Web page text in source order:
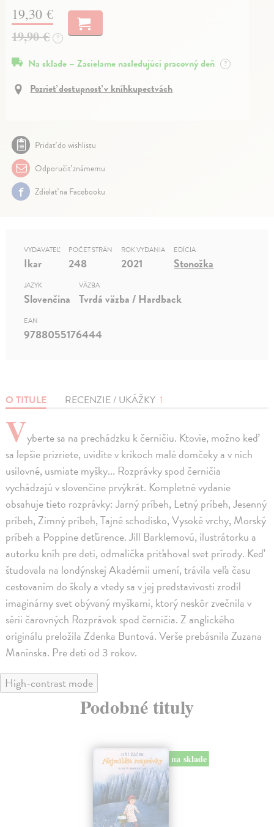
19,30 €
19,90 € ?
Na sklade – Zasielame nasledujúci pracovný deň ?
Pozrieť dostupnosť v kníhkupectvách
Pridať do wishlistu
Odporučiť známemu
Zdielať na Facebooku
O TITULE RECENZIE / UKÁŽKY 1
Vyberte sa na prechádzku k černičiu. Ktovie, možno keď
sa lepšie prizriete, uvidíte v kríkoch malé domčeky a v nich
usilovné, usmiate myšky... Rozprávky spod černičia
vychádzajú v slovenčine prvýkrát. Kompletné vydanie
obsahuje tieto rozprávky: Jarný príbeh, Letný príbeh, Jesenný
príbeh, Zimný príbeh, Tajné schodisko, Vysoké vrchy, Morský
príbeh a Poppine deťúrence. Jill Barklemovú, ilustrátorku a
autorku kníh pre deti, odmalička priťahoval svet prírody. Keď
študovala na londýnskej Akadémii umení, trávila veľa času
cestovaním do školy a vtedy sa v jej predstavivosti zrodil
imaginárny svet obývaný myškami, ktorý neskôr zvečnila v
sérii čarovných Rozprávok spod černičia. Z anglického
originálu preložila Zdenka Buntová. Verše prebásnila Zuzana
Manínska. Pre deti od 3 rokov.
VYDAVATEĽ
Ikar
POČET STRÁN
248
ROK VYDANIA
2021
EDÍCIA
Stonožka
JAZYK
Slovenčina
VÄZBA
Tvrdá väzba / Hardback
EAN
9788055176444
High-contrast mode
Podobné tituly
na sklade